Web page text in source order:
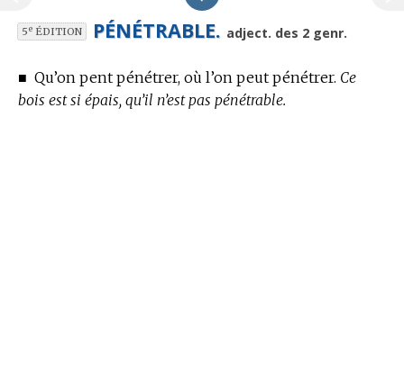
5eÉDITION PÉNÉTRABLE. adject. des 2 genr.
■ Qu’on pent pénétrer, où l’on peut pénétrer. Ce
bois est si épais, qu’il n’est pas pénétrable.